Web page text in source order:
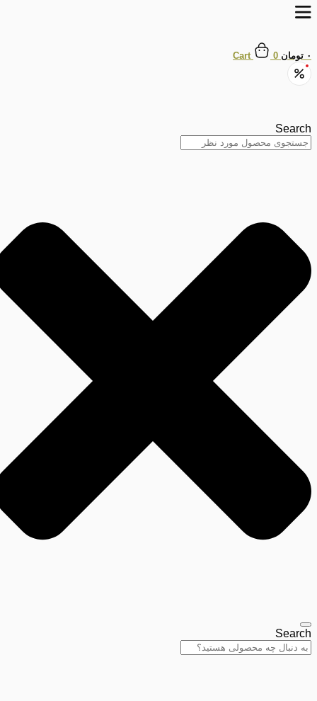
پرش
به
تومان 0
Cart
Search
Search